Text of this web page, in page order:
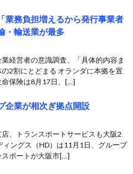
業務負担増えるから発行事業者
・輸送業が最多
経営者の意識調査、「具体的内容ま
2割にとどまる オランダに本拠を置
命保険は8月17日、[…]
企業が相次ぎ拠点開設
、トランスポートサービスも大阪2
ィングス（HD）は11月1日、グループ
ポートが大阪市[…]